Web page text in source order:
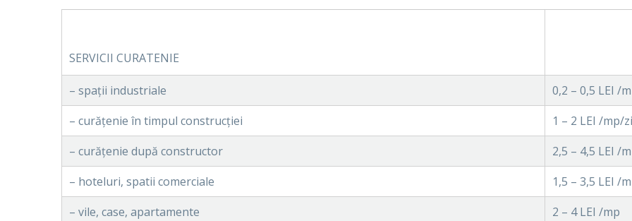
SERVICII CURATENIE
– spații industriale
0,2 – 0,5 LEI /
– curățenie în timpul construcției
1 – 2 LEI /mp/zi
– curățenie după constructor
2,5 – 4,5 LEI /
– hoteluri, spatii comerciale
1,5 – 3,5 LEI /
– vile, case, apartamente
2 – 4 LEI /mp